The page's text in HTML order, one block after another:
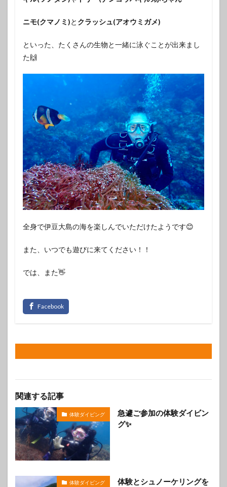
ニモ(クマノミ)と クラッシュ(アオウミガメ)
といった、たくさんの生物と一緒に泳ぐことが出来まし
た🙌
全身で伊豆大島の海を楽しんでいただけたようです😊
また、いつでも遊びに来てください！！
では、また👋
関連する記事
体験ダイビング
急遽ご参加の体験ダイビン
グ✨️
体験ダイビング
体験とシュノーケリングを